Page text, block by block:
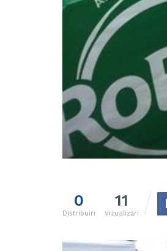
0
Distribuiri
11
Vizualizări